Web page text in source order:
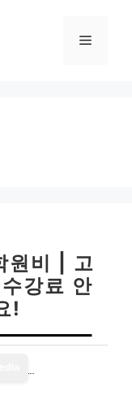
메
원비 | 고
강료 안
!